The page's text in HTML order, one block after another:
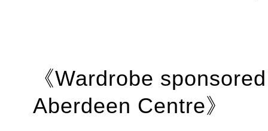
《Wardrobe
Aberdeen Centre》